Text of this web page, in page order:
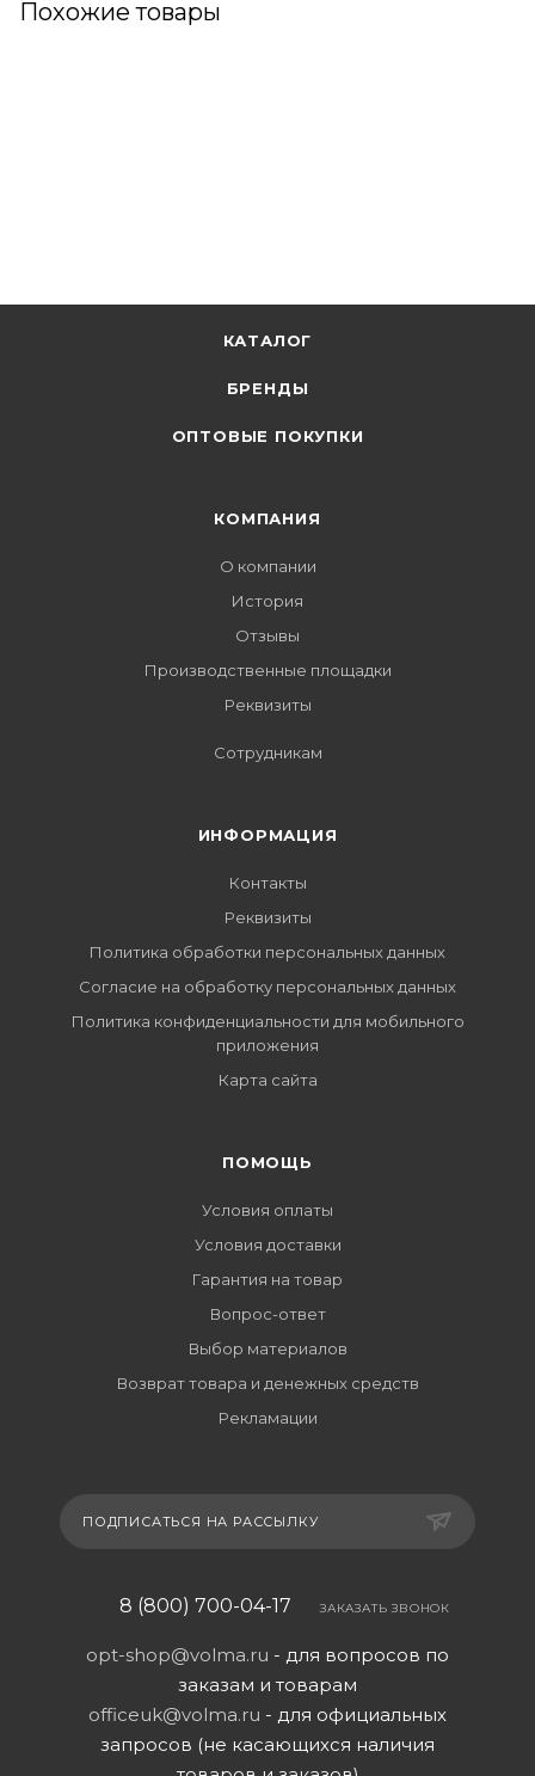
Похожие товары
КАТАЛОГ
БРЕНДЫ
ОПТОВЫЕ ПОКУПКИ
КОМПАНИЯ
О компании
История
Отзывы
Производственные площадки
Реквизиты
Сотрудникам
ИНФОРМАЦИЯ
Контакты
Реквизиты
Политика обработки персональных данных
Согласие на обработку персональных данных
Политика конфиденциальности для мобильного
приложения
Карта сайта
ПОМОЩЬ
Условия оплаты
Условия доставки
Гарантия на товар
Вопрос-ответ
Выбор материалов
Возврат товара и денежных средств
Рекламации
ПОДПИСАТЬСЯ НА РАССЫЛКУ
8 (800) 700-04-17 ЗАКАЗАТЬ ЗВОНОК
opt-shop@volma.ru - для вопросов по
заказам и товарам
officeuk@volma.ru - для официальных
запросов (не касающихся наличия